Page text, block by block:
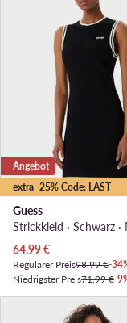
extra -25% Code: LAST
Angebot
Guess
Strickkleid · Schwarz ·
Aktueller Preis
64,99€
Regulärer Preis98,99 €-
Niedrigster Preis71,99 €-